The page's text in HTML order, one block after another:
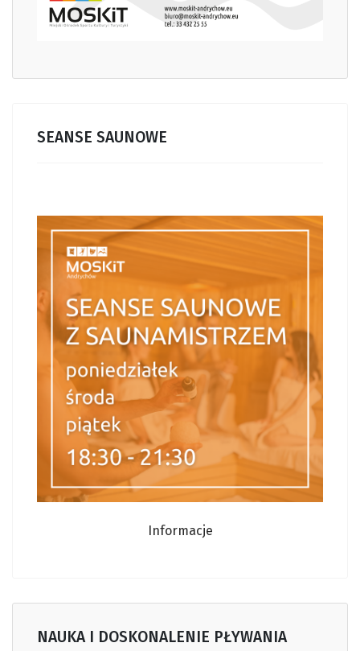
SEANSE SAUNOWE
Informacje
NAUKA I DOSKONALENIE PŁYWANIA